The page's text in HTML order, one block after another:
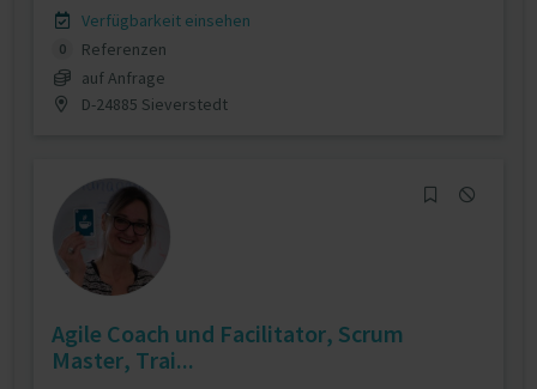
Verfügbarkeit einsehen
0
Referenzen
auf Anfrage
D-24885 Sieverstedt
Agile Coach und Facilitator, Scrum
Master, Trai...